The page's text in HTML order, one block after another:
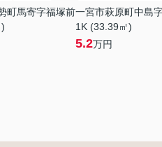
町馬寄字福塚前一宮市萩原町中島
1K (33.39㎡)
5.2万円